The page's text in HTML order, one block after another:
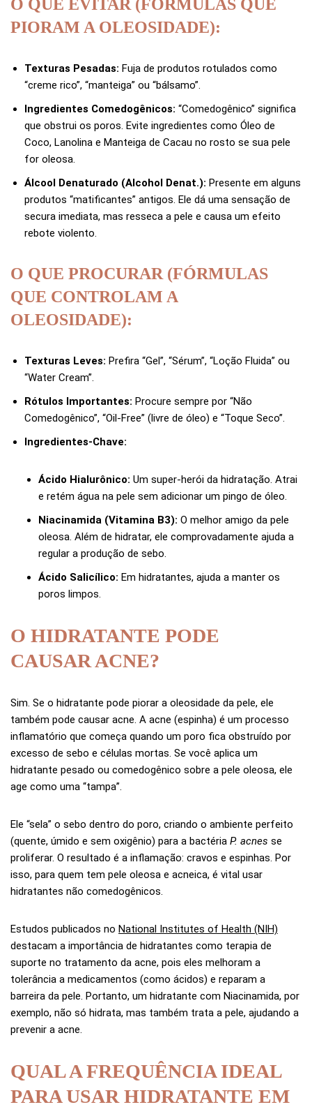
O QUE EVITAR (FÓRMULAS QUE
PIORAM A OLEOSIDADE):
Texturas Pesadas: Fuja de produtos rotulados como
“creme rico”, “manteiga” ou “bálsamo”.
Ingredientes Comedogênicos: “Comedogênico” significa
que obstrui os poros. Evite ingredientes como Óleo de
Coco, Lanolina e Manteiga de Cacau no rosto se sua pele
for oleosa.
Álcool Denaturado (Alcohol Denat.): Presente em alguns
produtos “matificantes” antigos. Ele dá uma sensação de
secura imediata, mas resseca a pele e causa um efeito
rebote violento.
O QUE PROCURAR (FÓRMULAS
QUE CONTROLAM A
OLEOSIDADE):
Texturas Leves: Prefira “Gel”, “Sérum”, “Loção Fluida” ou
“Water Cream”.
Rótulos Importantes: Procure sempre por “Não
Comedogênico”, “Oil-Free” (livre de óleo) e “Toque Seco”.
Ingredientes-Chave:
Ácido Hialurônico: Um super-herói da hidratação. Atrai
e retém água na pele sem adicionar um pingo de óleo.
Niacinamida (Vitamina B3): O melhor amigo da pele
oleosa. Além de hidratar, ele comprovadamente ajuda a
regular a produção de sebo.
Ácido Salicílico: Em hidratantes, ajuda a manter os
poros limpos.
O HIDRATANTE PODE
CAUSAR ACNE?
Sim. Se o hidratante pode piorar a oleosidade da pele, ele
também pode causar acne. A acne (espinha) é um processo
inflamatório que começa quando um poro fica obstruído por
excesso de sebo e células mortas. Se você aplica um
hidratante pesado ou comedogênico sobre a pele oleosa, ele
age como uma “tampa”.
Ele “sela” o sebo dentro do poro, criando o ambiente perfeito
(quente, úmido e sem oxigênio) para a bactéria P. acnes se
proliferar. O resultado é a inflamação: cravos e espinhas. Por
isso, para quem tem pele oleosa e acneica, é vital usar
hidratantes não comedogênicos.
Estudos publicados no National Institutes of Health (NIH)
destacam a importância de hidratantes como terapia de
suporte no tratamento da acne, pois eles melhoram a
tolerância a medicamentos (como ácidos) e reparam a
barreira da pele. Portanto, um hidratante com Niacinamida, por
exemplo, não só hidrata, mas também trata a pele, ajudando a
prevenir a acne.
QUAL A FREQUÊNCIA IDEAL
PARA USAR HIDRATANTE EM